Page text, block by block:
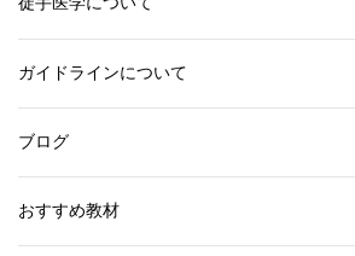
ガイドラインについて
ブログ
おすすめ教材